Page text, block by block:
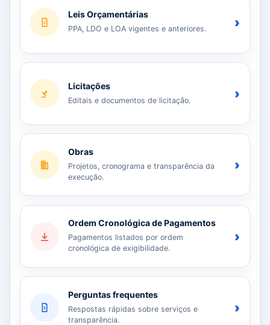
Leis Orçamentárias
PPA, LDO e LOA vigentes e anteriores. ›
Licitações
Editais e documentos de licitação. ›
Obras
Projetos, cronograma e transparência da
execução.
›
Ordem Cronológica de Pagamentos
Pagamentos listados por ordem
cronológica de exigibilidade.
›
Perguntas frequentes
Respostas rápidas sobre serviços e
transparência.
›